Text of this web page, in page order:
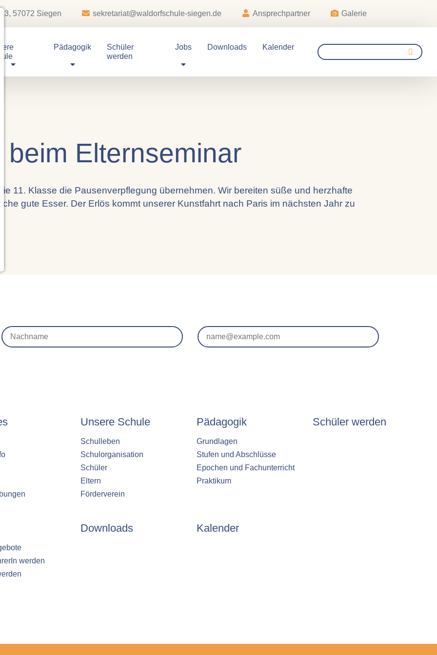
3, 57072 Siegen sekretariat@waldorfschule-siegen.de Ansprechpartner Galerie
Pädagogik
Schüler
werden
Jobs Downloads Kalender
beim Elternseminar
11. Klasse die Pausenverpflegung übernehmen. Wir bereiten süße und herzhafte
gute Esser. Der Erlös kommt unserer Kunstfahrt nach Paris im nächsten Jahr zu
Unsere Schule
Schulleben
Schulorganisation
Schüler
Eltern
Förderverein
Pädagogik
Grundlagen
Stufen und Abschlüsse
Epochen und Fachunterricht
Praktikum
Schüler werden
werden
Downloads Kalender